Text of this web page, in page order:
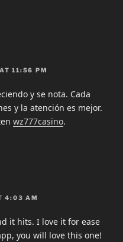
11:56 PM
y se nota. Cada
y la atención es mejor.
wz777casino.
4:03 AM
it hits. I love it for ease
you will love this one!